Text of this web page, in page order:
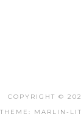
COPYRIGHT ©
THEME: MARLIN-